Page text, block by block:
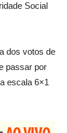
Social
dos votos de
passar por
escala 6×1